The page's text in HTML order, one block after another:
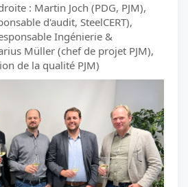
: Martin Joch (PDG, PJM),
d'audit, SteelCERT),
Ingénierie &
Müller (chef de projet PJM),
de la qualité PJM)